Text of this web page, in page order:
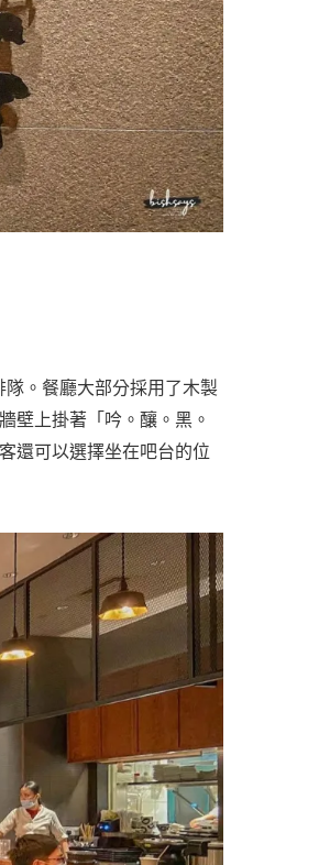
。餐廳大部分採用了木製
壁上掛著「吟。釀。黑。
還可以選擇坐在吧台的位